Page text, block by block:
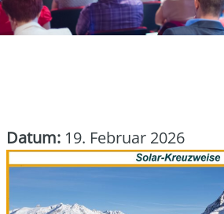
Datum: 19. Februar 2026